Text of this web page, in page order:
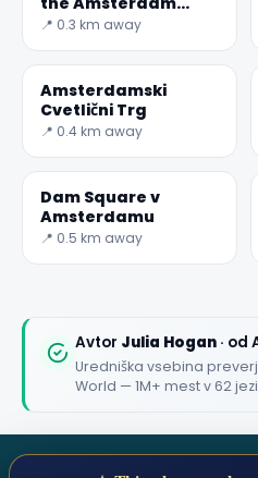
Canal Museum
📍 0.3 km away
Amsterdamski
Cvetlični Trg
📍 0.4 km away
Dam Square v
Amsterdamu
📍 0.5 km away
Avtor Julia Hogan · od
Uredniška vsebina
World — 1M+ mest v 62
🏆🏆 #1 Trip Planner
★★★★★